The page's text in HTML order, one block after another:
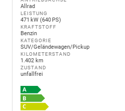
Allrad
LEISTUNG
471 kW (640 PS)
KRAFTSTOFF
Benzin
KATEGORIE
SUV/Geländewagen/Pickup
KILOMETERSTAND
1.402 km
ZUSTAND
unfallfrei